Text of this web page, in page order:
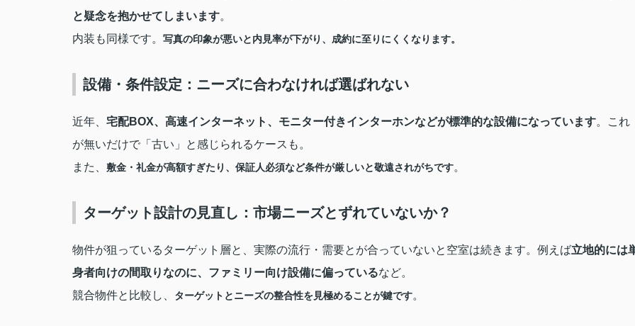
と疑念を抱かせてしまいます。
内装も同様です。 写真の印象が悪いと内見率が下がり、成約に至りにくくなります。
設備・条件設定：ニーズに合わなければ選ばれない
近年、 宅配BOX、高速インターネット、モニター付きインターホンなどが標準的な設備になっています。これ
が無いだけで「古い」と感じられるケースも 。
また、 敷金・礼金が高額すぎたり、保証人必須など条件が厳しいと敬遠されがちです。
ターゲット設計の見直し：市場ニーズとずれていないか？
物件が狙っているターゲット層と、実際の流行・需要とが合っていないと空室は続きます。例えば立地的には
身者向けの間取りなのに、ファミリー向け設備に偏っているなど。
競合物件と比較し、 ターゲットとニーズの整合性を見極めることが鍵です。